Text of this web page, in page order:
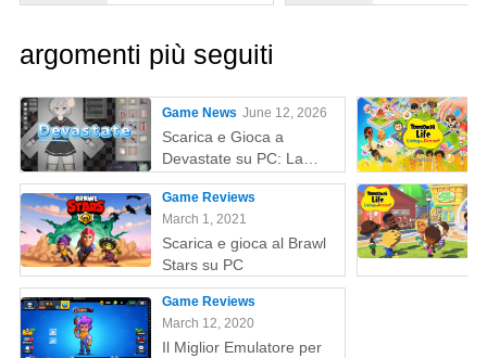
argomenti più seguiti
Game News June 12, 2026
Scarica e Gioca a
Devastate su PC: La
Guida Definitiva al
Gaming con MEmu Play
Game Reviews
March 1, 2021
Scarica e gioca al Brawl
Stars su PC
Game Reviews
March 12, 2020
Il Miglior Emulatore per